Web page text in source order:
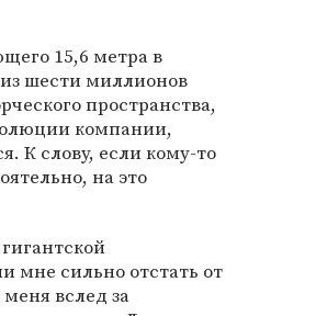
15,6 метра в
из шести миллионов
пространства,
компании,
К слову, если кому-то
на это
мне сильно отстать от
вслед за